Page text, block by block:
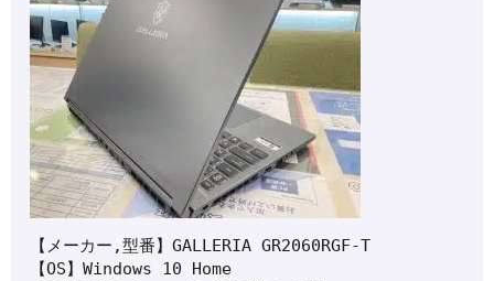
【メーカー,型番】GALLERIA GR2060RGF-T
【OS】Windows 10 Home